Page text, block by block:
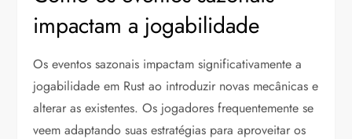
impactam a jogabilidade
Os eventos sazonais impactam significativamente a
jogabilidade em Rust ao introduzir novas mecânicas e
alterar as existentes. Os jogadores frequentemente se
veem adaptando suas estratégias para aproveitar os